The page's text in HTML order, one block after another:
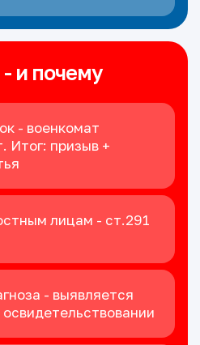
и почему
- военкомат
Итог: призыв +
лицам - ст.291
- выявляется